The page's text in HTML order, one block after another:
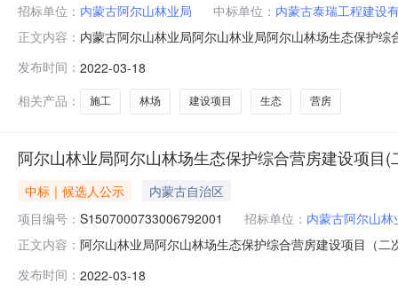
招标单位： 内蒙古阿尔山林业局 中标单位： 内蒙古泰瑞工程建设
正文内容： 内蒙古阿尔山林业局阿尔山林业局阿尔山林场生态保护
尔山林业局招标代理机构名称内蒙古百亚工程项目管理
日09:30开标地点
发布时间： 2022-03-18
相关产品：
施工 林场 建设项目 生态 营房
阿尔山林业局阿尔山林场生态保护综合营房建设项目(
中标｜候选人公示
内蒙古自治区
项目编号： S1507000733006792001 招标单位： 内蒙古阿尔山林
正文内容： 阿尔山林业局阿尔山林场生态保护综合营房建设项目（
综合营房建设项目（二次）标段（包）名称施工开标时
发布时间： 2022-03-18